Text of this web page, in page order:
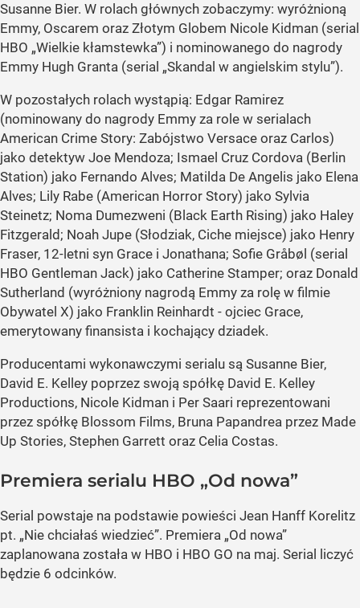
Susanne Bier. W rolach głównych zobaczymy: wyróżnioną
Emmy, Oscarem oraz Złotym Globem Nicole Kidman (serial
HBO „Wielkie kłamstewka”) i nominowanego do nagrody
Emmy Hugh Granta (serial „Skandal w angielskim stylu”).
W pozostałych rolach wystąpią: Edgar Ramirez
(nominowany do nagrody Emmy za role w serialach
American Crime Story: Zabójstwo Versace oraz Carlos)
jako detektyw Joe Mendoza; Ismael Cruz Cordova (Berlin
Station) jako Fernando Alves; Matilda De Angelis jako Elena
Alves; Lily Rabe (American Horror Story) jako Sylvia
Steinetz; Noma Dumezweni (Black Earth Rising) jako Haley
Fitzgerald; Noah Jupe (Słodziak, Ciche miejsce) jako Henry
Fraser, 12-letni syn Grace i Jonathana; Sofie Gråbøl (serial
HBO Gentleman Jack) jako Catherine Stamper; oraz Donald
Sutherland (wyróżniony nagrodą Emmy za rolę w filmie
Obywatel X) jako Franklin Reinhardt - ojciec Grace,
emerytowany finansista i kochający dziadek.
Producentami wykonawczymi serialu są Susanne Bier,
David E. Kelley poprzez swoją spółkę David E. Kelley
Productions, Nicole Kidman i Per Saari reprezentowani
przez spółkę Blossom Films, Bruna Papandrea przez Made
Up Stories, Stephen Garrett oraz Celia Costas.
Premiera serialu HBO „Od nowa”
Serial powstaje na podstawie powieści Jean Hanff Korelitz
pt. „Nie chciałaś wiedzieć”. Premiera „Od nowa”
zaplanowana została w HBO i HBO GO na maj. Serial liczyć
będzie 6 odcinków.